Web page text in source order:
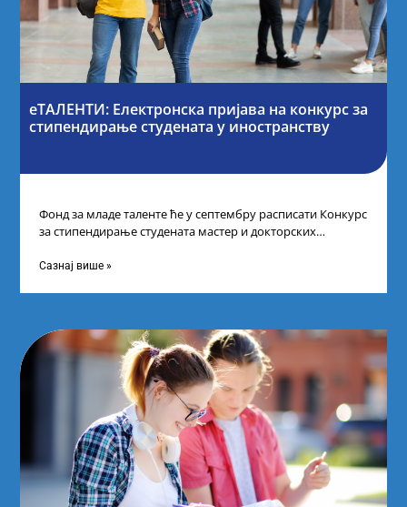
еТАЛЕНТИ: Електронска пријава на конкурс за
стипендирање студената у иностранству
Фонд за младе таленте ће у септембру расписати Конкурс
за стипендирање студената мастер и докторских
Сазнај више »